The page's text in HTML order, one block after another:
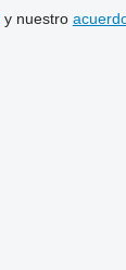
y nuestro